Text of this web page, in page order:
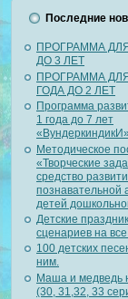
Последние
ПРОГРАММА
ДО 3 ЛЕТ
ПРОГРАММА
ГОДА ДО 2 ЛЕТ
Программа
1 года до 7 лет
«ВундеркиндикИ»
Методическое
«Творческие
средство
познавательной
детей
Детские
сценариев на
100 детских
ним.
Маша и медведь
(30, 31,32, 33